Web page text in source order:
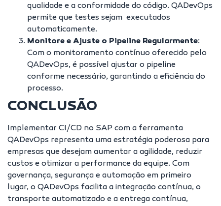
qualidade e a conformidade do código. QADevOps
permite que testes sejam executados
automaticamente.
Monitore e Ajuste o Pipeline Regularmente:
Com o monitoramento contínuo oferecido pelo
QADevOps, é possível ajustar o pipeline
conforme necessário, garantindo a eficiência do
processo.
CONCLUSÃO
Implementar CI/CD no SAP com a ferramenta
QADevOps representa uma estratégia poderosa para
empresas que desejam aumentar a agilidade, reduzir
custos e otimizar a performance da equipe. Com
governança, segurança e automação em primeiro
lugar, o QADevOps facilita a integração contínua, o
transporte automatizado e a entrega contínua,